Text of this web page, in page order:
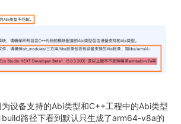
设备支持的Abi类型和C++工程中的Abi类型
build路径下看到默认只生成了arm64-v8a的